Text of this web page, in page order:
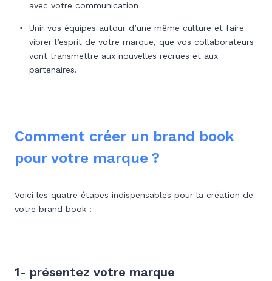
avec votre communication
Unir vos équipes autour d’une même culture et faire
vibrer l’esprit de votre marque, que vos collaborateurs
vont transmettre aux nouvelles recrues et aux
partenaires.
Comment créer un brand book
pour votre marque ?
Voici les quatre étapes indispensables pour la création de
votre brand book :
1- présentez votre marque